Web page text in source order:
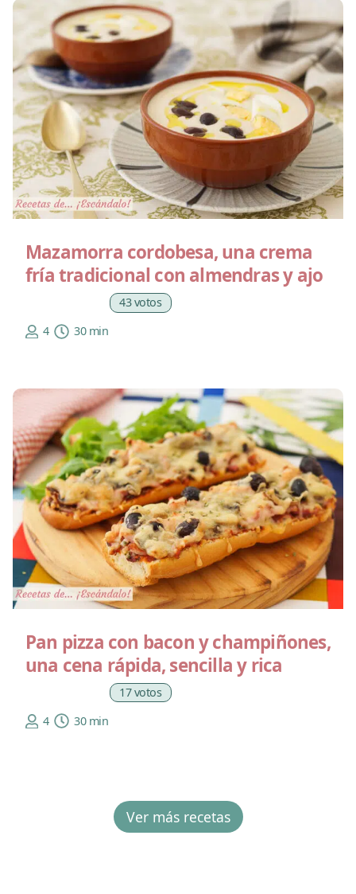
Mazamorra cordobesa, una crema
fría tradicional con almendras y ajo
43 votos
4
30 min
Pan pizza con bacon y champiñones,
una cena rápida, sencilla y rica
17 votos
4
30 min
Ver más recetas